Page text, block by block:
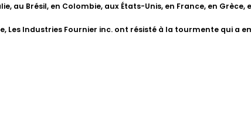
au Brésil, en Colombie, aux États-Unis, en France, en
Les Industries Fournier inc. ont résisté à la tourmente qui a